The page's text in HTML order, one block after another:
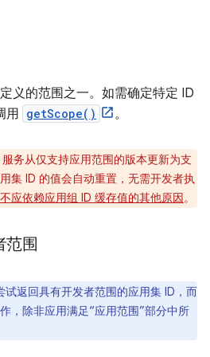
义的范围之一。如需确定特定 ID
用 getScope() 。
务从仅支持应用范围的版本更新为支
集 ID 的值会自动重置，无需开发者执
应依赖应用组 ID 缓存值的其他原因。
范围
试返回具有开发者范围的应用集 ID，而
，除非应用满足“应用范围”部分中所